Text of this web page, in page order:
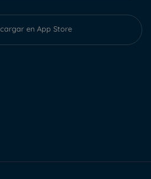
en App Store